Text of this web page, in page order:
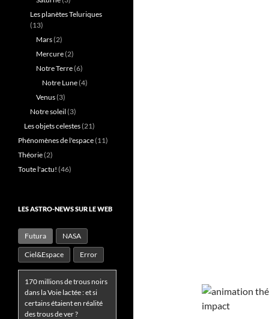
Les planètes Teluriques
(13)
Mars(2)
Mercure(2)
Notre Terre(6)
Notre Lune(4)
Venus(3)
Notre soleil (3)
Les objets celestes(21)
Phénomènes de l'espace(11)
Théorie(2)
Toute l'actu! (46)
LES ASTRO-NEWS SUR LE WEB
Futura NASA
Ciel&Espace Error
170 millions de trous noirs
dans la Voie lactée : et si
certains étaient en réalité
des trous de ver ?